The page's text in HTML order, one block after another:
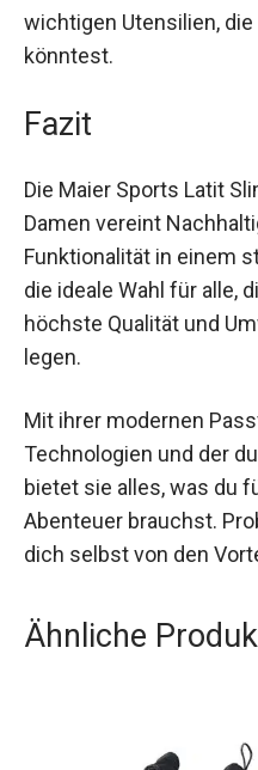
die Hose perfekt, auch
Taschen bieten
könntest.
Fazit
Die Maier Sports Latit
Damen vereint
Funktionalität in einem
die ideale Wahl für alle,
höchste Qualität und
legen.
Mit ihrer modernen
Technologien und der
bietet sie alles, was du
überzeuge dich selbst